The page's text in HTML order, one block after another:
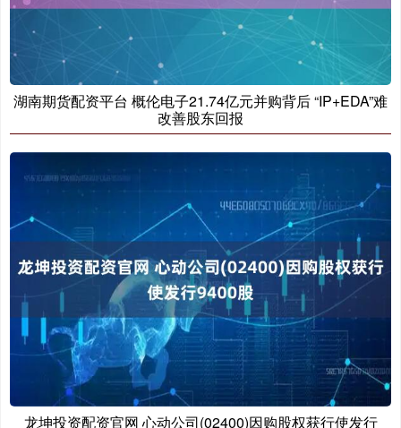
湖南期货配资平台 概伦电子21.74亿元并购背后 “IP+EDA”难
改善股东回报
龙坤投资配资官网 心动公司(02400)因购股权获行使发行